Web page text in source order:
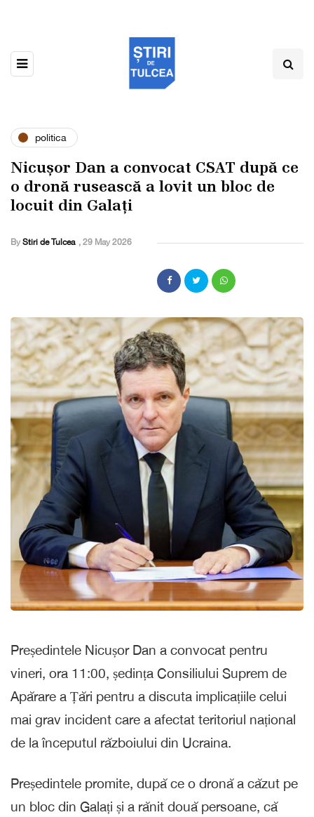
politica
Nicușor Dan a convocat CSAT după ce
o dronă rusească a lovit un bloc de
locuit din Galați
By Stiri de Tulcea , 29 May 2026
Președintele Nicușor Dan a convocat pentru
vineri, ora 11:00, ședința Consiliului Suprem de
Apărare a Țări pentru a discuta implicațiile celui
mai grav incident care a afectat teritoriul național
de la începutul războiului din Ucraina.
Președintele promite, după ce o dronă a căzut pe
un bloc din Galați și a rănit două persoane, că